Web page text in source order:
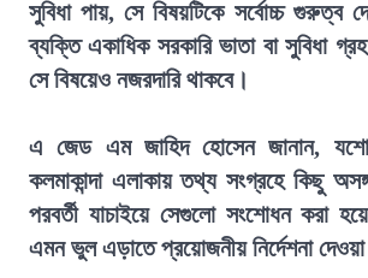
সুবিধা পায়, সে বিষয়টিকে সর্বোচ্চ গুরুত্ব
ব্যক্তি একাধিক সরকারি ভাতা বা সুবিধা
সে বিষয়েও নজরদারি থাকবে।
এ জেড এম জাহিদ হোসেন জানান,
কলমাকান্দা এলাকায় তথ্য সংগ্রহে কিছু
পরবর্তী যাচাইয়ে সেগুলো সংশোধন করা
এমন ভুল এড়াতে প্রয়োজনীয় নির্দেশনা